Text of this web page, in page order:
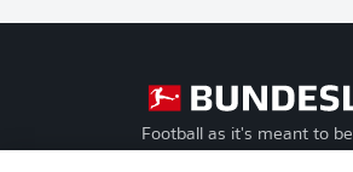
Football as it's meant to be